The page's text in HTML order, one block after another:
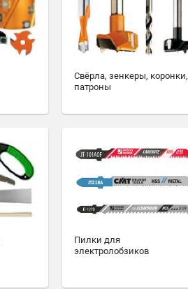
Свёрла, зенкеры, коронки,
патроны
Пилки для
электролобзиков